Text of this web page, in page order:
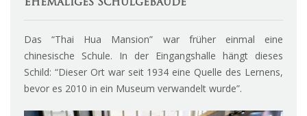
Ehemaliges Schulgebäude
Das “Thai Hua Mansion” war früher einmal eine
chinesische Schule. In der Eingangshalle hängt dieses
Schild: “Dieser Ort war seit 1934 eine Quelle des Lernens,
bevor es 2010 in ein Museum verwandelt wurde”.